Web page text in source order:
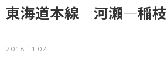
東海道本線 河瀬―稲枝
2018.11.02